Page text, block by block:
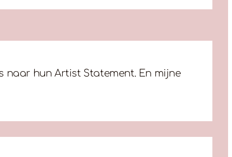
naar hun Artist Statement. En mijne